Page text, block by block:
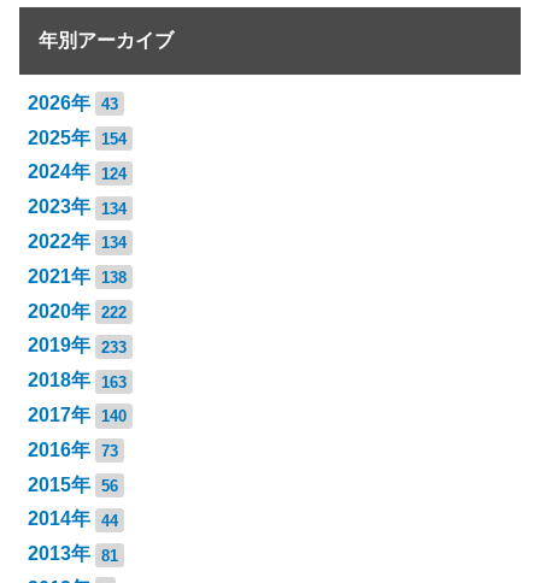
年別アーカイブ
2026年 43
2025年 154
2024年 124
2023年 134
2022年 134
2021年 138
2020年 222
2019年 233
2018年 163
2017年 140
2016年 73
2015年 56
2014年 44
2013年 81